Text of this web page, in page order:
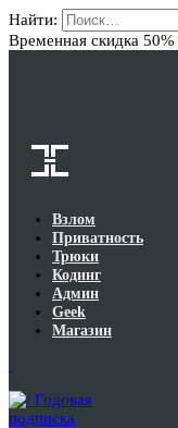
Найти:
Временная скидка 50%
Взлом
Приватность
Трюки
Кодинг
Админ
Geek
Магазин
Годовая
подписка